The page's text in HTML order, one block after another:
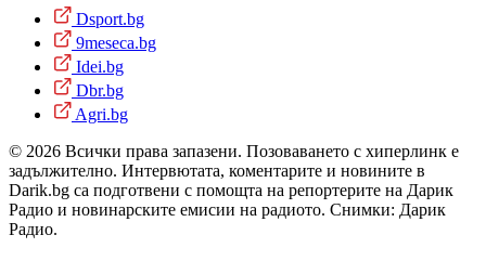
Dsport.bg
9meseca.bg
Idei.bg
Dbr.bg
Agri.bg
© 2026 Всички права запазени. Позоваването с хиперлинк е
задължително. Интервютата, коментарите и новините в
Darik.bg са подготвени с помощта на репортерите на Дарик
Радио и новинарските емисии на радиото. Снимки: Дарик
Радио.